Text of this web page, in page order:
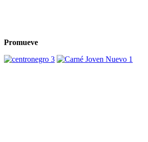
Promueve